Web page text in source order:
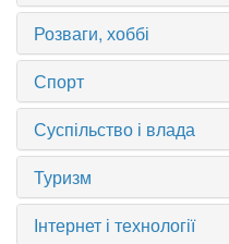
Розваги, хоббі
Спорт
Суспільство і влада
Туризм
Інтернет і технології